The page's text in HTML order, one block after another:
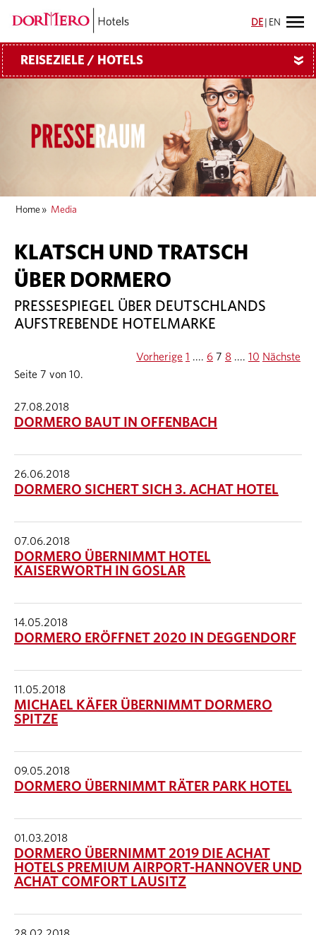
DE EN
REISEZIELE / HOTELS »
Home » Media
KLATSCH UND TRATSCH
ÜBER DORMERO
PRESSESPIEGEL ÜBER DEUTSCHLANDS
AUFSTREBENDE HOTELMARKE
Seite 7 von 10.
Vorherige 1 .... 6 7 8 .... 10 Nächste
27.08.2018
DORMERO BAUT IN OFFENBACH
26.06.2018
DORMERO SICHERT SICH 3. ACHAT HOTEL
07.06.2018
DORMERO ÜBERNIMMT HOTEL
KAISERWORTH IN GOSLAR
14.05.2018
DORMERO ERÖFFNET 2020 IN DEGGENDORF
11.05.2018
MICHAEL KÄFER ÜBERNIMMT DORMERO
SPITZE
09.05.2018
DORMERO ÜBERNIMMT RÄTER PARK HOTEL
01.03.2018
DORMERO ÜBERNIMMT 2019 DIE ACHAT
HOTELS PREMIUM AIRPORT-HANNOVER UND
ACHAT COMFORT LAUSITZ